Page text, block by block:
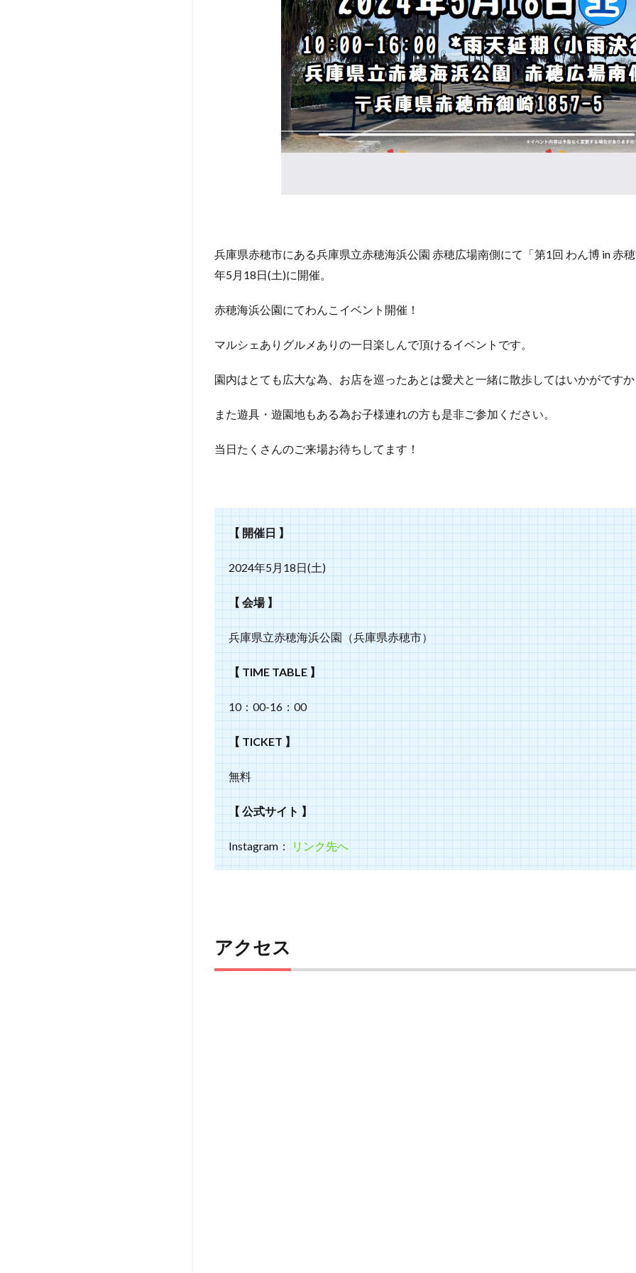
兵庫県赤穂市にある兵庫県立赤穂海浜公園 赤穂広場南側にて「第1回 わん博 in 赤
年5月18日(土)に開催。
赤穂海浜公園にてわんこイベント開催！
マルシェありグルメありの一日楽しんで頂けるイベントです。
園内はとても広大な為、お店を巡ったあとは愛犬と一緒に散歩してはいかがです
また遊具・遊園地もある為お子様連れの方も是非ご参加ください。
当日たくさんのご来場お待ちしてます！
【 開催日 】
2024年5月18日(土)
【 会場 】
兵庫県立赤穂海浜公園（兵庫県赤穂市）
【 TIME TABLE 】
10：00-16：00
【 TICKET 】
無料
【 公式サイト 】
Instagram：リンク先へ
アクセス